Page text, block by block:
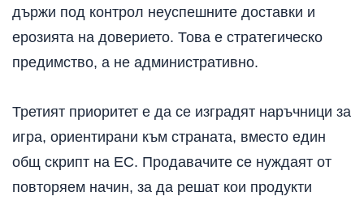
държи под контрол неуспешните доставки и
ерозията на доверието. Това е стратегическо
предимство, а не административно.
Третият приоритет е да се изградят наръчници за
игра, ориентирани към страната, вместо един
общ скрипт на ЕС. Продавачите се нуждаят от
повторяем начин, за да решат кои продукти